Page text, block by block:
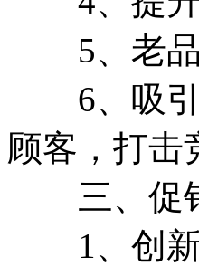
5、老品
6、吸引
顾客，打击
三、促销
1、创新